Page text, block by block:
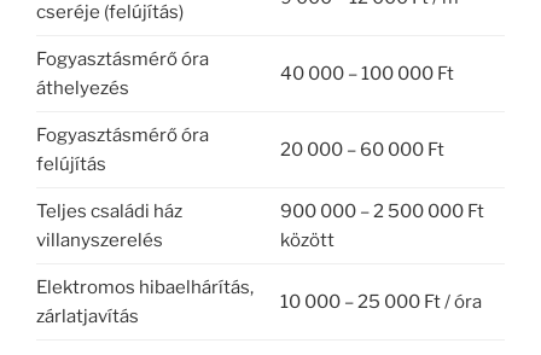
cseréje (felújítás)
Fogyasztásmérő óra
áthelyezés
40 000 – 100 000 Ft
Fogyasztásmérő óra
felújítás
20 000 – 60 000 Ft
Teljes családi ház
villanyszerelés
900 000 – 2 500 000 Ft
között
Elektromos hibaelhárítás,
zárlatjavítás
10 000 – 25 000 Ft / óra